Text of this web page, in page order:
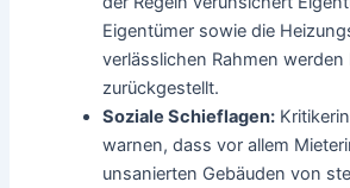
Eigentümer sowie die
verlässlichen Rahmen
zurückgestellt.
Soziale Schieflagen:
warnen, dass vor allem
unsanierten Gebäuden von